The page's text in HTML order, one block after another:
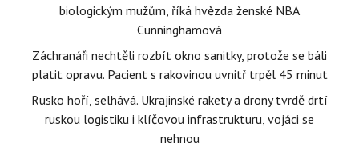
biologickým mužům, říká hvězda ženské NBA
Cunninghamová
Záchranáři nechtěli rozbít okno sanitky, protože se báli
platit opravu. Pacient s rakovinou uvnitř trpěl 45 minut
Rusko hoří, selhává. Ukrajinské rakety a drony tvrdě drtí
ruskou logistiku i klíčovou infrastrukturu, vojáci se
nehnou